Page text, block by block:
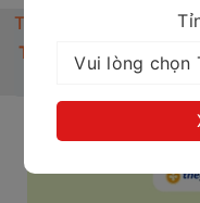
Trang chủ
Tăm bông ngoáy tai
cho bé Smart